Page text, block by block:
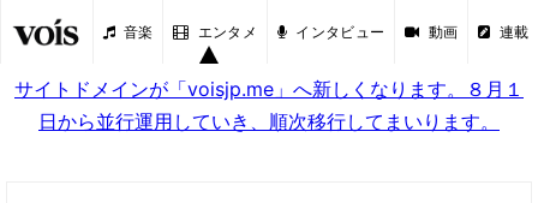
音楽 エンタメ インタビュー 動画 連載
サイトドメインが「voisjp.me」へ新しくなります。８月１
日から並行運用していき、順次移行してまいります。